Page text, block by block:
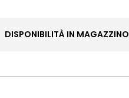
DISPONIBILITÀ IN MAGAZZINO